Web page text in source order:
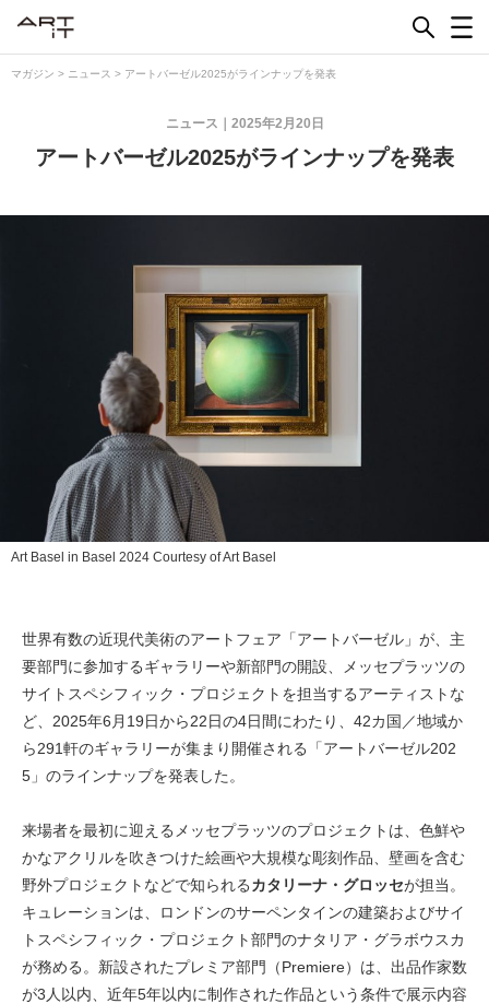
マガジン > ニュース > アートバーゼル2025がラインナップを発表
2025年2月20日
ニュース
アートバーゼル2025がラインナップを発表
Art Basel in Basel 2024 Courtesy of Art Basel
世界有数の近現代美術のアートフェア「アートバーゼル」が、主
要部門に参加するギャラリーや新部門の開設、メッセプラッツの
サイトスペシフィック・プロジェクトを担当するアーティストな
ど、2025年6月19日から22日の4日間にわたり、42カ国／地域か
ら291軒のギャラリーが集まり開催される「アートバーゼル202
5」のラインナップを発表した。
来場者を最初に迎えるメッセプラッツのプロジェクトは、色鮮や
かなアクリルを吹きつけた絵画や大規模な彫刻作品、壁画を含む
野外プロジェクトなどで知られるカタリーナ・グロッセが担当。
キュレーションは、ロンドンのサーペンタインの建築およびサイ
トスペシフィック・プロジェクト部門のナタリア・グラボウスカ
が務める。新設されたプレミア部門（Premiere）は、出品作家数
が3人以内、近年5年以内に制作された作品という条件で展示内容